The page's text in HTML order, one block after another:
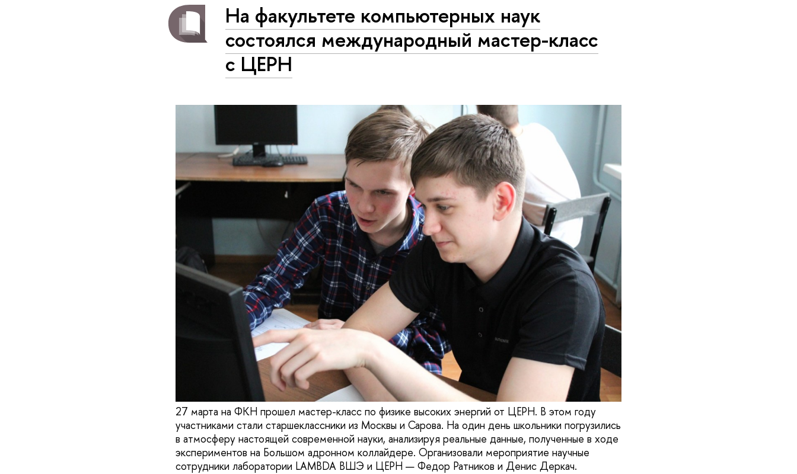
На факультете компьютерных наук
состоялся международный мастер-класс
с ЦЕРН
27 марта на ФКН прошел мастер-класс по физике высоких энергий от ЦЕРН. В этом году
участниками стали старшеклассники из Москвы и Сарова. На один день школьники погрузились
в атмосферу настоящей современной науки, анализируя реальные данные, полученные в ходе
экспериментов на Большом адронном коллайдере. Организовали мероприятие научные
сотрудники лаборатории LAMBDA ВШЭ и ЦЕРН — Федор Ратников и Денис Деркач.